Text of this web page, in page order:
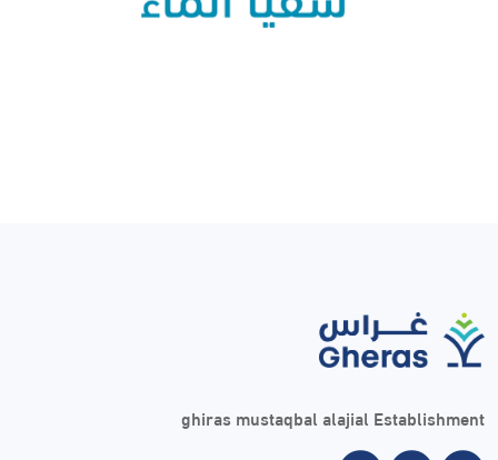
ghiras mustaqbal alajial Establishment